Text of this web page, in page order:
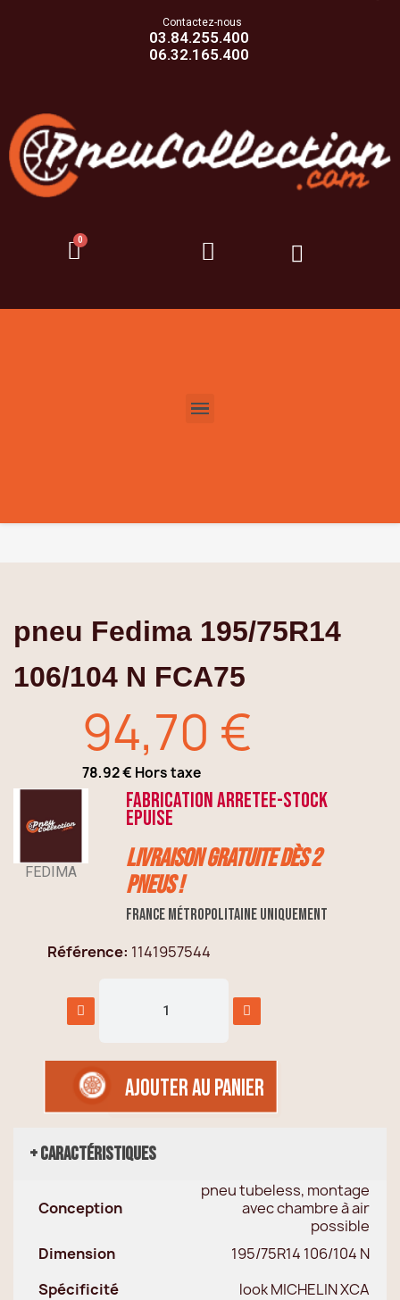
Contactez-nous
03.84.255.400
06.32.165.400
pneu Fedima 195/75R14
106/104 N FCA75
94,70 €
78,92 € Hors taxe
FEDIMA
FABRICATION ARRETEE-STOCK
EPUISE
Livraison GRATUITE dès 2
pneus !
France métropolitaine uniquement
Référence 1141957544
AJOUTER AU PANIER
+ Caractéristiques
Conception
pneu tubeless, montage
avec chambre à air
possible
Dimension
195/75R14 106/104 N
Spécificité
look MICHELIN XCA